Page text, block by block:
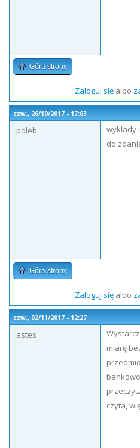
Góra strony
Zaloguj sięalbo
czw., 26/10/2017 - 17:03
poleb
wykłady
do
Góra strony
Zaloguj sięalbo
czw., 02/11/2017 - 12:27
astes
miarę
czyta,